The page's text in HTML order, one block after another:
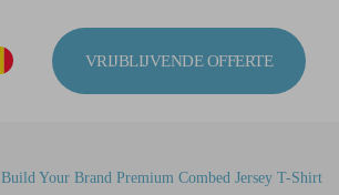
VRIJBLIJVENDE OFFERTE
Build Your Brand Premium Combed Jersey T-Shirt